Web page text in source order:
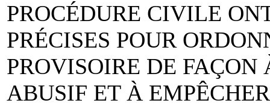
PROCÉDURE CIVILE
PRÉCISES POUR
PROVISOIRE DE
ABUSIF ET À